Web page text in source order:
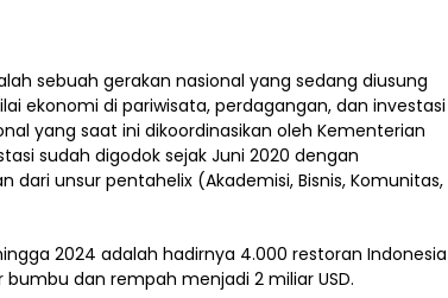
sebuah gerakan nasional yang sedang diusung
ekonomi di pariwisata, perdagangan, dan investasi
yang saat ini dikoordinasikan oleh Kementerian
sudah digodok sejak Juni 2020 dengan
unsur pentahelix (Akademisi, Bisnis, Komunitas,
2024 adalah hadirnya 4.000 restoran Indonesia
dan rempah menjadi 2 miliar USD.